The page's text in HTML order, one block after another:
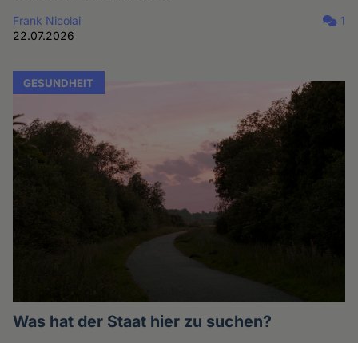
Frank Nicolai
22.07.2026
1
GESUNDHEIT
Was hat der Staat hier zu suchen?